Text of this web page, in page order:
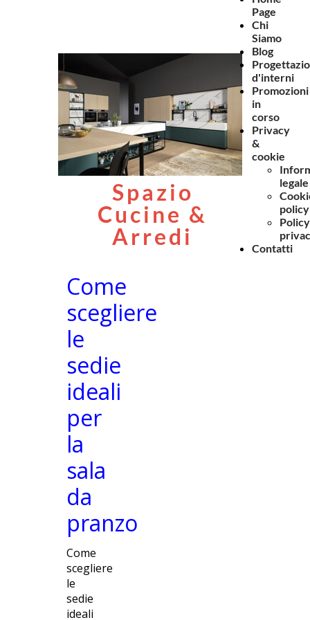
Come
scegliere
le
sedie
ideali
per
la
sala
da
pranzo
Come
scegliere
le
sedie
ideali
Spazio
Cucine &
Arredi
Page
Chi
Siamo
Blog
d'interni
Promozioni
in
corso
Privacy
&
cookie
legale
policy
Policy
Contatti